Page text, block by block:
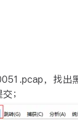
，找出
；